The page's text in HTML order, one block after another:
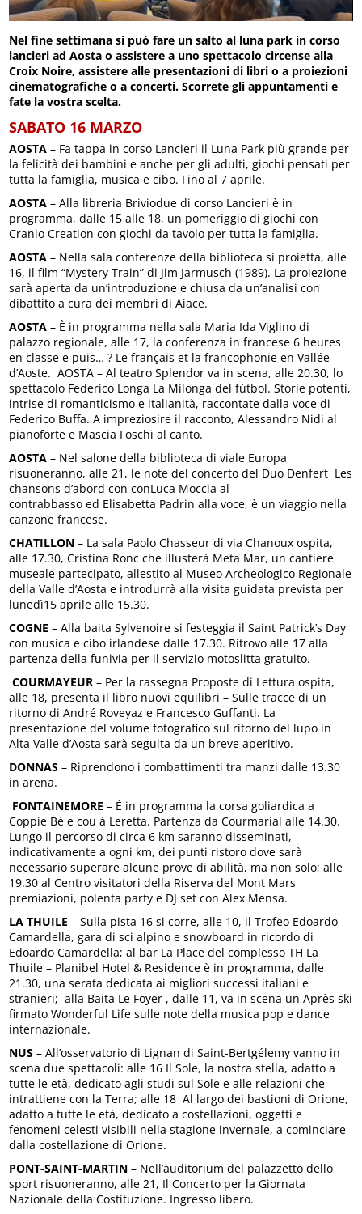
Nel fine settimana si può fare un salto al luna park in corso
lancieri ad Aosta o assistere a uno spettacolo circense alla
Croix Noire, assistere alle presentazioni di libri o a proiezioni
cinematografiche o a concerti. Scorrete gli appuntamenti e
fate la vostra scelta.
SABATO 16 MARZO
AOSTA – Fa tappa in corso Lancieri il Luna Park più grande per
la felicità dei bambini e anche per gli adulti, giochi pensati per
tutta la famiglia, musica e cibo. Fino al 7 aprile.
AOSTA – Alla libreria Briviodue di corso Lancieri è in
programma, dalle 15 alle 18, un pomeriggio di giochi con
Cranio Creation con giochi da tavolo per tutta la famiglia.
AOSTA – Nella sala conferenze della biblioteca si proietta, alle
16, il film “Mystery Train” di Jim Jarmusch (1989). La proiezione
sarà aperta da un’introduzione e chiusa da un’analisi con
dibattito a cura dei membri di Aiace.
AOSTA – È in programma nella sala Maria Ida Viglino di
palazzo regionale, alle 17, la conferenza in francese 6 heures
en classe e puis… ? Le français et la francophonie en Vallée
d’Aoste. AOSTA – Al teatro Splendor va in scena, alle 20.30, lo
spettacolo Federico Longa La Milonga del fùtbol. Storie potenti,
intrise di romanticismo e italianità, raccontate dalla voce di
Federico Buffa. A impreziosire il racconto, Alessandro Nidi al
pianoforte e Mascia Foschi al canto.
AOSTA – Nel salone della biblioteca di viale Europa
risuoneranno, alle 21, le note del concerto del Duo Denfert Les
chansons d’abord con conLuca Moccia al
contrabbasso ed Elisabetta Padrin alla voce, è un viaggio nella
canzone francese.
CHATILLON – La sala Paolo Chasseur di via Chanoux ospita,
alle 17.30, Cristina Ronc che illusterà Meta Mar, un cantiere
museale partecipato, allestito al Museo Archeologico Regionale
della Valle d’Aosta e introdurrà alla visita guidata prevista per
lunedì15 aprile alle 15.30.
COGNE – Alla baita Sylvenoire si festeggia il Saint Patrick’s Day
con musica e cibo irlandese dalle 17.30. Ritrovo alle 17 alla
partenza della funivia per il servizio motoslitta gratuito.
COURMAYEUR – Per la rassegna Proposte di Lettura ospita,
alle 18, presenta il libro nuovi equilibri – Sulle tracce di un
ritorno di André Roveyaz e Francesco Guffanti. La
presentazione del volume fotografico sul ritorno del lupo in
Alta Valle d’Aosta sarà seguita da un breve aperitivo.
DONNAS – Riprendono i combattimenti tra manzi dalle 13.30
in arena.
FONTAINEMORE – È in programma la corsa goliardica a
Coppie Bè e cou à Leretta. Partenza da Courmarial alle 14.30.
Lungo il percorso di circa 6 km saranno disseminati,
indicativamente a ogni km, dei punti ristoro dove sarà
necessario superare alcune prove di abilità, ma non solo; alle
19.30 al Centro visitatori della Riserva del Mont Mars
premiazioni, polenta party e DJ set con Alex Mensa.
LA THUILE – Sulla pista 16 si corre, alle 10, il Trofeo Edoardo
Camardella, gara di sci alpino e snowboard in ricordo di
Edoardo Camardella; al bar La Place del complesso TH La
Thuile – Planibel Hotel & Residence è in programma, dalle
21.30, una serata dedicata ai migliori successi italiani e
stranieri; alla Baita Le Foyer , dalle 11, va in scena un Après ski
firmato Wonderful Life sulle note della musica pop e dance
internazionale.
NUS – All’osservatorio di Lignan di Saint-Bertgélemy vanno in
scena due spettacoli: alle 16 Il Sole, la nostra stella, adatto a
tutte le età, dedicato agli studi sul Sole e alle relazioni che
intrattiene con la Terra; alle 18 Al largo dei bastioni di Orione,
adatto a tutte le età, dedicato a costellazioni, oggetti e
fenomeni celesti visibili nella stagione invernale, a cominciare
dalla costellazione di Orione.
PONT-SAINT-MARTIN – Nell’auditorium del palazzetto dello
sport risuoneranno, alle 21, Il Concerto per la Giornata
Nazionale della Costituzione. Ingresso libero.